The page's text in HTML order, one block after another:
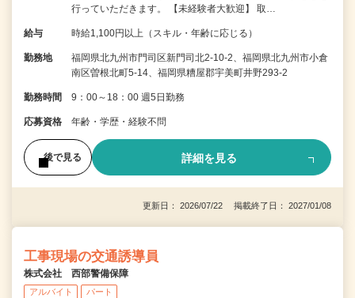
行っていただきます。 【未経験者大歓迎】 取…
給与 時給1,100円以上（スキル・年齢に応じる）
勤務地
福岡県北九州市門司区新門司北2-10-2、福岡県北九州市小倉
南区曽根北町5-14、福岡県糟屋郡宇美町井野293-2
勤務時間 9：00～18：00 週5日勤務
応募資格 年齢・学歴・経験不問
後で見る 詳細を見る
更新日： 2026/07/22 掲載終了日： 2027/01/08
工事現場の交通誘導員
株式会社 西部警備保障
アルバイト パート